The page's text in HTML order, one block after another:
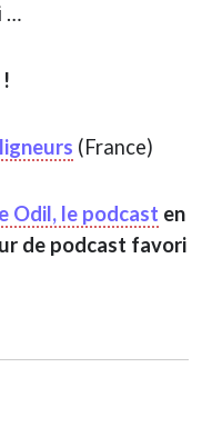
…
(France)
Odil, le podcast en
de podcast favori